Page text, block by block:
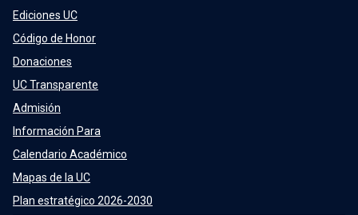
Ediciones UC
Código de Honor
Donaciones
UC Transparente
Admisión
Información Para
Calendario Académico
Mapas de la UC
Plan estratégico 2026-2030